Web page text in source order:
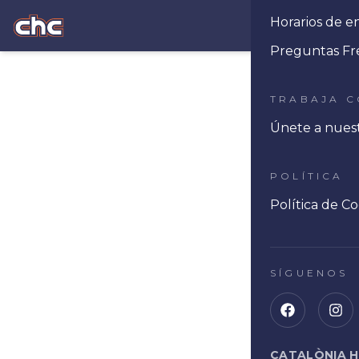
Horarios de
Preguntas
TRABAJA
Únete a
POLÍTICA
Política de
SÍGUENOS
CATALÒNIA